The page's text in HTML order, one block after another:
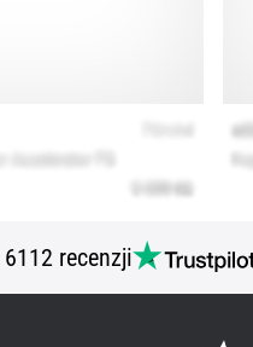
6112 recenzji